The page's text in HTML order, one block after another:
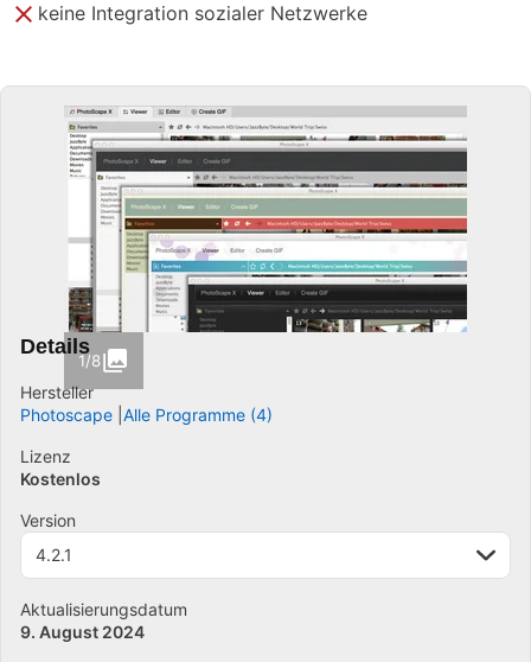
keine Integration sozialer Netzwerke
1/8
Details
Hersteller
Photoscape Alle Programme (4)
Lizenz
Kostenlos
Version
4.2.1
Aktualisierungsdatum
9. August 2024